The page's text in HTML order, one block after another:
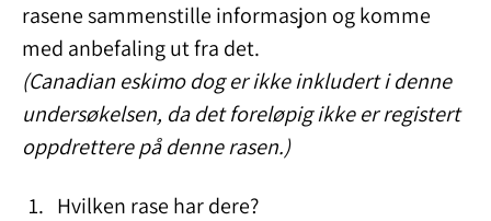
rasene sammenstille informasjon og komme
med anbefaling ut fra det.
(Canadian eskimo dog er ikke inkludert i denne
undersøkelsen, da det foreløpig ikke er registert
oppdrettere på denne rasen.)
Hvilken rase har dere?